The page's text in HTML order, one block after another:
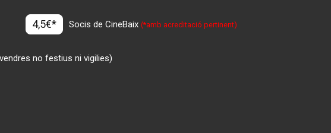
4,5€* Socis de CineBaix(*amb acreditació pertinent)
no festius ni vigilies)